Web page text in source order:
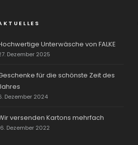
Unterwäsche von FALKE
Dezember 2025
für die schönste Zeit des
Dezember 2024
versenden Kartons mehrfach
Dezember 2022